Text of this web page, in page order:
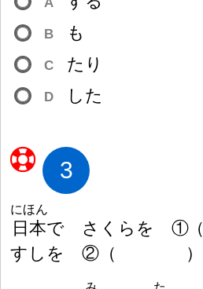
B も
C たり
D した
3
日本
にほん
で さくらを ①（
すしを ② （ ）